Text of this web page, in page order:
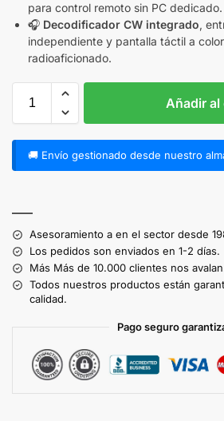
para control remoto sin PC dedicado.
🎧 Decodificador CW integrado,
independiente y pantalla táctil a
radioaficionado.
Añadir al
🚚 Envío gestionado desde nuestro
l
t
e
r
n
——
Asesoramiento a en el sector desde
Los pedidos son enviados en 1-2 días.
Más Más de 10.000 clientes nos
Todos nuestros productos están
calidad.
Pago seguro